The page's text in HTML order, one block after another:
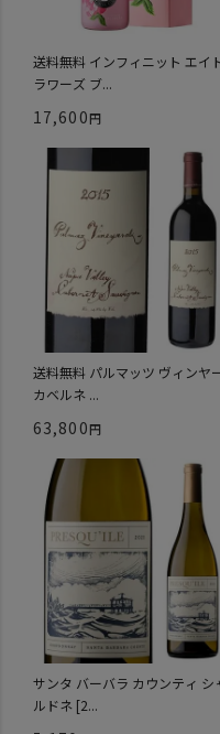
送料無料 インフィニット エイ
ラワーズ ブ...
17,600
送料無料 パルマッツ ヴィンヤ
カベルネ ...
63,800
サンタ バーバラ カウンティ シ
ルドネ [2...